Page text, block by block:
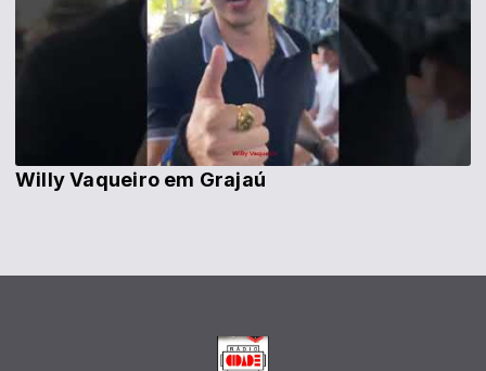
Willy Vaqueiro em Grajaú